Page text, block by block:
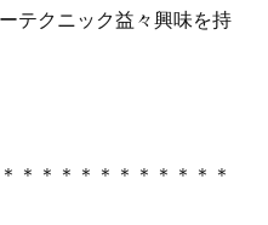
テクニック益々興味を持
＊＊＊＊＊＊＊＊＊＊＊